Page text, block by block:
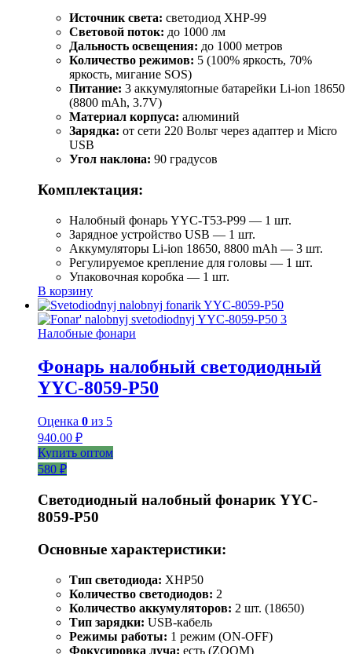
Источник света: светодиод XHP-99
Световой поток: до 1000 лм
Дальность освещения: до 1000 метров
Количество режимов: 5 (100% яркость, 70%
яркость, мигание SOS)
Питание: 3 аккумуляtorные батарейки Li-ion 18650
(8800 mAh, 3.7V)
Материал корпуса: алюминий
Зарядка: от сети 220 Вольт через адаптер и Micro
USB
Угол наклона: 90 градусов
Комплектация:
Налобный фонарь YYC-T53-P99 — 1 шт.
Зарядное устройство USB — 1 шт.
Аккумуляторы Li-ion 18650, 8800 mAh — 3 шт.
Регулируемое крепление для головы — 1 шт.
Упаковочная коробка — 1 шт.
В корзину
Налобные фонари
Фонарь налобный светодиодный
YYC-8059-P50
Оценка 0 из 5
940.00 ₽
Купить оптом
580 ₽
Светодиодный налобный фонарик YYC-
8059-P50
Основные характеристики:
Тип светодиода: XHP50
Количество светодиодов: 2
Количество аккумуляторов: 2 шт. (18650)
Тип зарядки: USB-кабель
Режимы работы: 1 режим (ON-OFF)
Фокусировка луча: есть (ZOOM)